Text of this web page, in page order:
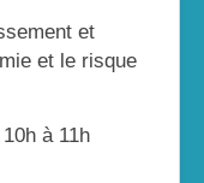
et
et le risque
à 11h